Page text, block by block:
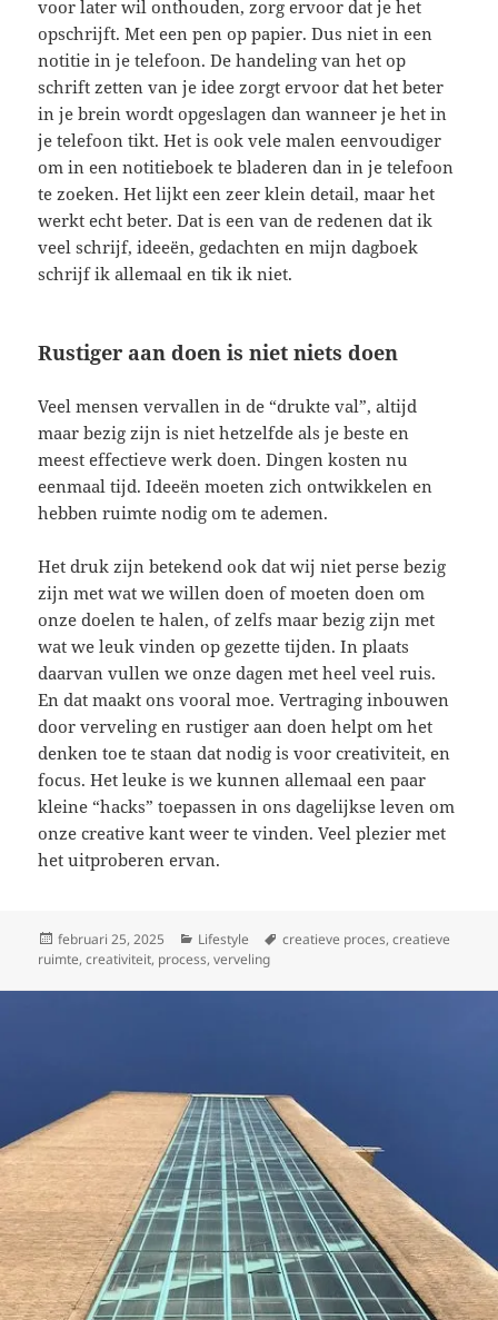
voor later wil onthouden, zorg ervoor dat je het
opschrijft. Met een pen op papier. Dus niet in een
notitie in je telefoon. De handeling van het op
schrift zetten van je idee zorgt ervoor dat het beter
in je brein wordt opgeslagen dan wanneer je het in
je telefoon tikt. Het is ook vele malen eenvoudiger
om in een notitieboek te bladeren dan in je telefoon
te zoeken. Het lijkt een zeer klein detail, maar het
werkt echt beter. Dat is een van de redenen dat ik
veel schrijf, ideeën, gedachten en mijn dagboek
schrijf ik allemaal en tik ik niet.
Rustiger aan doen is niet niets doen
Veel mensen vervallen in de “drukte val”, altijd
maar bezig zijn is niet hetzelfde als je beste en
meest effectieve werk doen. Dingen kosten nu
eenmaal tijd. Ideeën moeten zich ontwikkelen en
hebben ruimte nodig om te ademen.
Het druk zijn betekend ook dat wij niet perse bezig
zijn met wat we willen doen of moeten doen om
onze doelen te halen, of zelfs maar bezig zijn met
wat we leuk vinden op gezette tijden. In plaats
daarvan vullen we onze dagen met heel veel ruis.
En dat maakt ons vooral moe. Vertraging inbouwen
door verveling en rustiger aan doen helpt om het
denken toe te staan dat nodig is voor creativiteit, en
focus. Het leuke is we kunnen allemaal een paar
kleine “hacks” toepassen in ons dagelijkse leven om
onze creative kant weer te vinden. Veel plezier met
het uitproberen ervan.
Geplaatst
op
februari 25, 2025 Categorieën
Lifestyle Tags
creatieve proces,creatieve
ruimte,creativiteit, process,verveling